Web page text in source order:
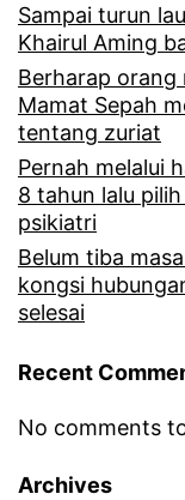
Sampai turun
Khairul Aming
Berharap orang
Mamat Sepah
tentang zuriat
Pernah melalui
8 tahun lalu
psikiatri
Belum tiba
kongsi
selesai
Recent
No comments
Archives